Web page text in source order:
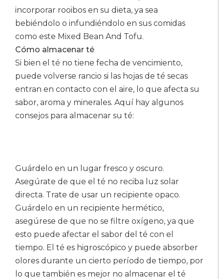
incorporar rooibos en su dieta, ya sea
bebiéndolo o infundiéndolo en sus comidas
como este Mixed Bean And Tofu.
Cómo almacenar té
Si bien el té no tiene fecha de vencimiento,
puede volverse rancio si las hojas de té secas
entran en contacto con el aire, lo que afecta su
sabor, aroma y minerales. Aquí hay algunos
consejos para almacenar su té:
Guárdelo en un lugar fresco y oscuro.
Asegúrate de que el té no reciba luz solar
directa. Trate de usar un recipiente opaco.
Guárdelo en un recipiente hermético,
asegúrese de que no se filtre oxígeno, ya que
esto puede afectar el sabor del té con el
tiempo. El té es higroscópico y puede absorber
olores durante un cierto período de tiempo, por
lo que también es mejor no almacenar el té